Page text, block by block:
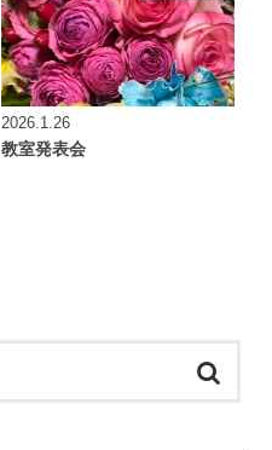
2026.1.26
教室発表会